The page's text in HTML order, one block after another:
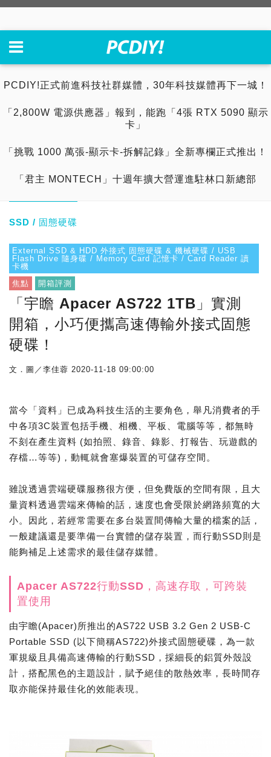
PCDIY!正式前進科技社群媒體，30年科技媒體再下一城！
「2,800W 電源供應器」報到，能跑「4張 RTX 5090 顯示
卡」
「挑戰 1000 萬張-顯示卡-拆解記錄」全新專欄正式推出！
「君主 MONTECH」十週年擴大營運進駐林口新總部
SSD / 固態硬碟
External SSD & HDD 外接式 固態硬碟 & 機械硬碟 / USB
Flash Drive 隨身碟 / Memory Card 記憶卡 / Card Reader 讀
卡機
焦點
開箱評測
「宇瞻 Apacer AS722 1TB」實測
開箱，小巧便攜高速傳輸外接式固態
硬碟！
文．圖／李佳蓉 2020-11-18 09:00:00
當今「資料」已成為科技生活的主要角色，舉凡消費者的手
中各項3C裝置包括手機、相機、平板、電腦等等，都無時
不刻在產生資料 (如拍照、錄音、錄影、打報告、玩遊戲的
存檔…等等)，動輒就會塞爆裝置的可儲存空間。
雖說透過雲端硬碟服務很方便，但免費版的空間有限，且大
量資料透過雲端來傳輸的話，速度也會受限於網路頻寬的大
小。因此，若經常需要在多台裝置間傳輸大量的檔案的話，
一般建議還是要準備一台實體的儲存裝置，而行動SSD則是
能夠補足上述需求的最佳儲存媒體。
Apacer AS722行動SSD，高速存取，可跨裝
置使用
由宇瞻(Apacer)所推出的AS722 USB 3.2 Gen 2 USB-C
Portable SSD (以下簡稱AS722)外接式固態硬碟，為一款
軍規級且具備高速傳輸的行動SSD，採細長的鋁質外殼設
計，搭配黑色的主題設計，賦予絕佳的散熱效率，長時間存
取亦能保持最佳化的效能表現。